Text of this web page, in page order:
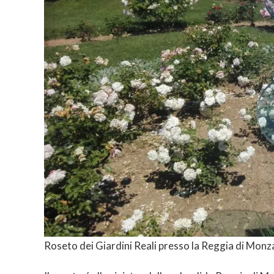
Roseto dei Giardini Reali presso la Reggia di